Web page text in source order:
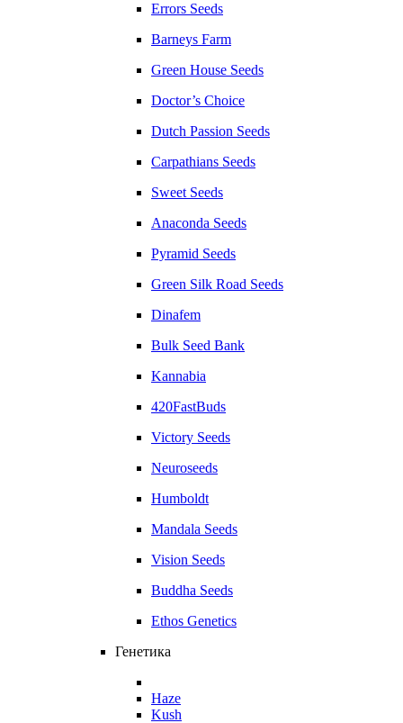
Errors Seeds
Barneys Farm
Green House Seeds
Doctor’s Choice
Dutch Passion Seeds
Carpathians Seeds
Sweet Seeds
Anaconda Seeds
Pyramid Seeds
Green Silk Road Seeds
Dinafem
Bulk Seed Bank
Kannabia
420FastBuds
Victory Seeds
Neuroseeds
Humboldt
Mandala Seeds
Vision Seeds
Buddha Seeds
Ethos Genetics
Генетика
Haze
Kush